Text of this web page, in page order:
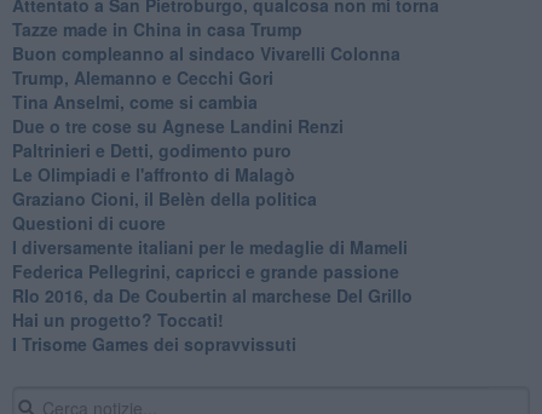
Tazze made in China in casa Trump
Buon compleanno al sindaco Vivarelli Colonna
Trump, Alemanno e Cecchi Gori
Tina Anselmi, come si cambia
Due o tre cose su Agnese Landini Renzi
Paltrinieri e Detti, godimento puro
Le Olimpiadi e l'affronto di Malagò
Graziano Cioni, il Belèn della politica
Questioni di cuore
I diversamente italiani per le medaglie di Mameli
Federica Pellegrini, capricci e grande passione
RIo 2016, da De Coubertin al marchese Del Grillo
​Hai un progetto? Toccati!
​I Trisome Games dei sopravvissuti